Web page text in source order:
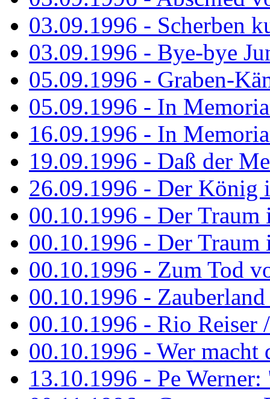
03.09.1996 - Scherben
03.09.1996 - Bye-bye
05.09.1996 - Graben-
05.09.1996 - In
16.09.1996 - In
19.09.1996 - Daß der
26.09.1996 - Der König
00.10.1996 - Der Traum
00.10.1996 - Der Traum
00.10.1996 - Zum Tod
00.10.1996 -
00.10.1996 - Rio Reiser
00.10.1996 - Wer macht
13.10.1996 - Pe